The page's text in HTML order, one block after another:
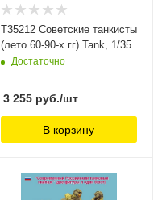
T35212 Советские танкисты
(лето 60-90-х гг) Tank, 1/35
Достаточно
3 255руб./шт
В корзину